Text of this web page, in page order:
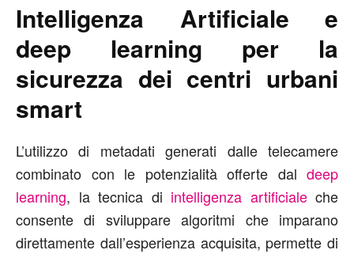
Intelligenza Artificiale e
deep learning per la
sicurezza dei centri urbani
smart
L’utilizzo di metadati generati dalle telecamere
combinato con le potenzialità offerte dal deep
learning, la tecnica di intelligenza artificialeche
consente di sviluppare algoritmi che imparano
direttamente dall’esperienza acquisita, permette di